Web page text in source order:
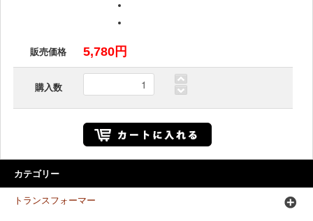
販売価格 5,780円
購入数
カテゴリー
トランスフォーマー